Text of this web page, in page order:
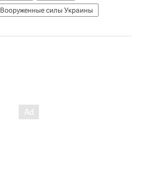
Вооруженные силы Украины